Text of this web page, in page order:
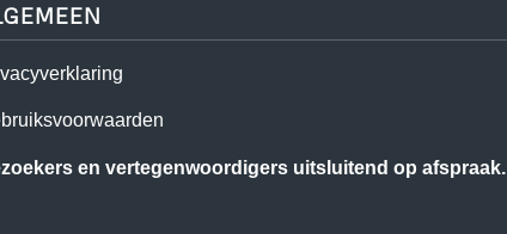
en vertegenwoordigers uitsluitend op afspraak.